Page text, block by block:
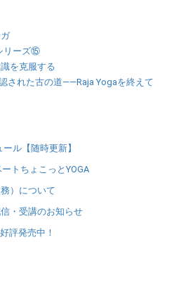
リーズ⑮
を克服する
された古の道――Raja Yogaを終えて
ル【随時更新】
トちょこっとYOGA
）について
・受講のお知らせ
評発売中！